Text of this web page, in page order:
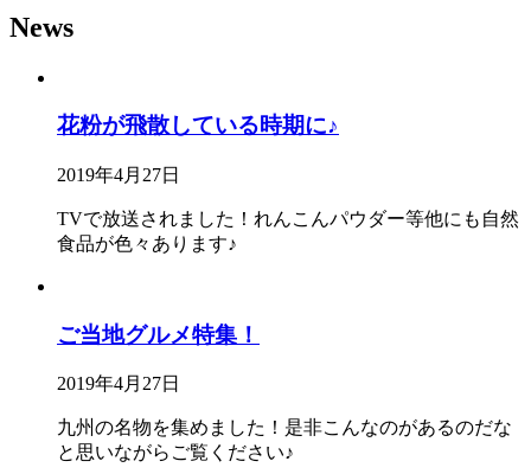
News
花粉が飛散している時期に♪
2019年4月27日
TVで放送されました！れんこんパウダー等他にも自然
食品が色々あります♪
ご当地グルメ特集！
2019年4月27日
九州の名物を集めました！是非こんなのがあるのだな
と思いながらご覧ください♪